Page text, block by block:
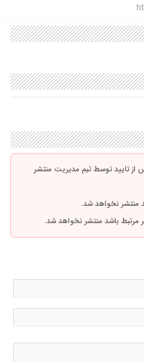
تایید توسط تیم مدیریت منتشر
منتشر نخواهد شد.
مرتبط باشد منتشر نخواهد شد.